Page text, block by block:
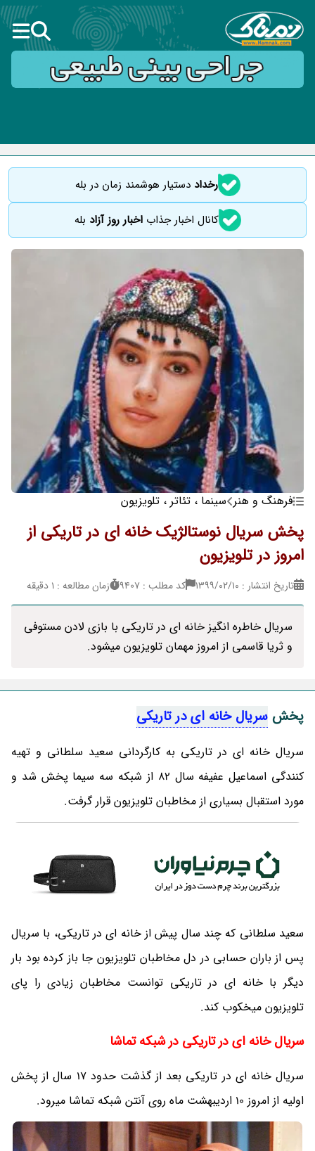
رخداددستیار هوشمند زمان در بله
کانال اخبار جذاباخبار روز آزاد بله
فرهنگ و هنر سینما ، تئاتر ، تلویزیون
پخش سریال نوستالژیک خانه ای در تاریکی از
امروز در تلویزیون
تاریخ انتشار : ۱۳۹۹/۰۲/۱۰ کد مطلب : 9407 زمان مطالعه : 1 دقیقه
سریال خاطره انگیز خانه ای در تاریکی با بازی لادن مستوفی
و ثریا قاسمی از امروز مهمان تلویزیون میشود.
پخش سریال خانه ای در تاریکی
سریال خانه ای در تاریکی به کارگردانی سعید سلطانی و تهیه
کنندگی اسماعیل عفیفه سال 82 از شبکه سه سیما پخش شد و
مورد استقبال بسیاری از مخاطبان تلویزیون قرار گرفت.
سعید سلطانی که چند سال پیش از خانه ای در تاریکی، با سریال
پس از باران حسابی در دل مخاطبان تلویزیون جا باز کرده بود بار
دیگر با خانه ای در تاریکی توانست مخاطبان زیادی را پای
تلویزیون میخکوب کند.
سریال خانه ای در تاریکی در شبکه تماشا
سریال خانه ای در تاریکی بعد از گذشت حدود 17 سال از پخش
اولیه از امروز 10 اردیبهشت ماه روی آنتن شبکه تماشا میرود.